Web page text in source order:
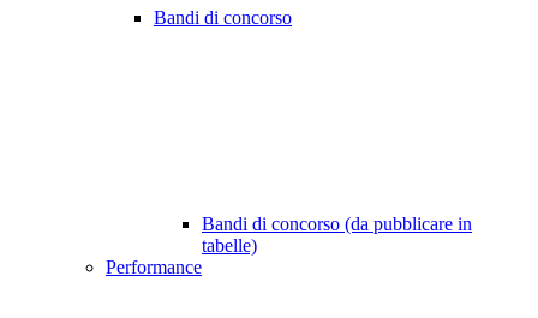
Bandi di concorso
Bandi di concorso (da pubblicare in
tabelle)
Performance